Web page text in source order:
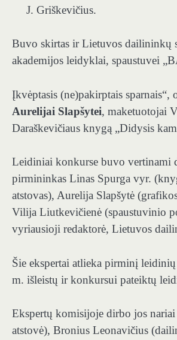
J. Griškevičius.
Buvo skirtas ir Lietuvos dailininkų
akademijos leidyklai, spaustuvei
Įkvėptasis (ne)pakirptais
Aurelijai Slapšytei, maketuotojai
Daraškevičiaus knygą „Didysis
Leidiniai konkurse buvo vertinami
pirmininkas Linas Spurga vyr.
atstovas), Aurelija Slapšytė
Vilija Liutkevičienė (spaustuvinio
vyriausioji redaktorė, Lietuvos
Šie ekspertai atlieka pirminį
m. išleistų ir konkursui pateiktų
Ekspertų komisijoje dirbo jos
atstovė), Bronius Leonavičius